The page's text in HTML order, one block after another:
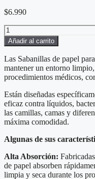
$6.990
Sabanillas
de
papel
para
camilla
ELITE
2
rollos
de
48
mts
cantidad
Añadir al carrito
Las Sabanillas de papel
mantener un entorno
procedimientos médicos,
Están diseñadas
eficaz contra líquidos,
las camillas, camas y
máxima comodidad.
Algunas de sus
Alta Absorción:
de papel absorben
limpia y seca durante los